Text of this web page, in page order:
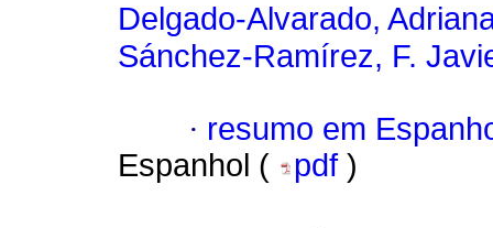
Delgado-Alvarado,
Sánchez-Ramírez, F.
· resumo em
Espanhol (
pdf )